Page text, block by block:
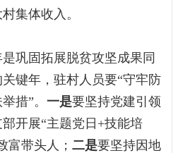
集体收入。
巩固拓展脱贫攻坚成果同
键年，驻村人员要“守牢防
措”。 一是要坚持党建引领
开展“主题党日+技能培
富带头人； 二是要坚持因地